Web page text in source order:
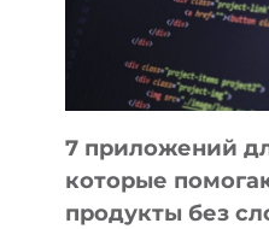
7 приложений
которые
продукты без